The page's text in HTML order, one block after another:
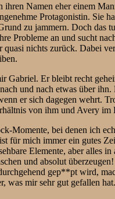
ihren Namen eher einem
Protagonistin. Sie
zu jammern. Doch das
Probleme an und sucht
quasi nichts zurück. Dabei
Gabriel. Er bleibt recht
und nach etwas über ihn.
er sich dagegen wehrt.
von ihm und Avery im
Momente, bei denen ich
für mich immer ein gutes
Elemente, aber alles in
und absolut überzeugen!
gep**pt wird,
was mir sehr gut gefallen hat.